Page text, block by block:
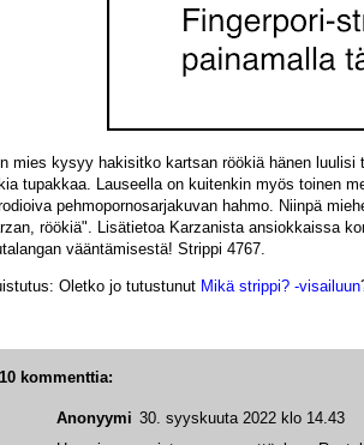
mies kysyy hakisitko kartsan röökiä hänen
tupakkaa. Lauseella on kuitenkin myös toinen
pehmopornosarjakuvan hahmo. Niinpä
röökiä". Lisätietoa Karzanista ansiokkaissa
vääntämisestä! Strippi 4767.
Oletko jo tutustunut Mikä strippi? -visailuun
10 kommenttia:
Anonyymi 30. syyskuuta 2022 klo 14.43